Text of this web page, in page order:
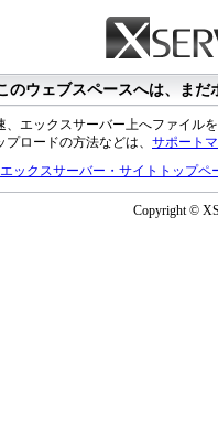
のウェブスペースへは、ま
、エックスサーバー上へファイル
プロードの方法などは、 サポート
エックスサーバー・サイトトップペ
Copyright ©